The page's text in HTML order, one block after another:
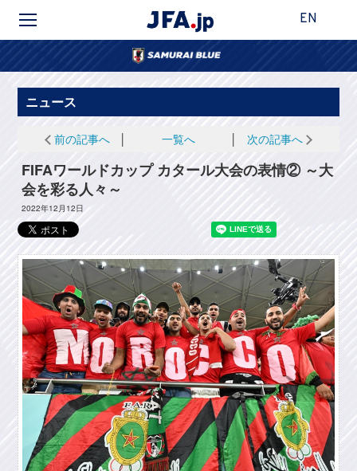
EN
ニュース
前の記事へ 一覧へ 次の記事へ
FIFAワールドカップ カタール大会の表情② ～大
会を彩る人々～
2022年12月12日